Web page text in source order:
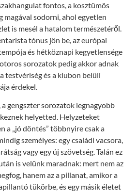
fontos, a kosztümös
magával sodorni, ahol egyetlen
is mesél a hatalom természetéről.
tónus jön be, az európai
és hétköznapi kegyetlensége
sorozatok pedig akkor adnak
testvériség és a klubon belüli
érdekel.
gengszter sorozatok legnagyobb
helyetted. Helyzeteket
a „jó döntés” többnyire csak a
személyes: egy családi vacsora,
vagy egy új szövetség. Talán ez
is velünk maradnak: mert nem az
hanem az a pillanat, amikor a
tükörbe, és egy másik életet